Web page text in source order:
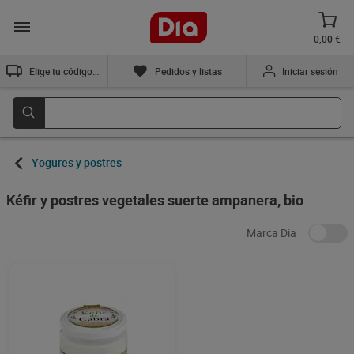
0,00 €
Pedidos y listas Iniciar sesión
Yogures y postres
Kéfir y postres vegetales suerte ampanera, bio
Marca Dia